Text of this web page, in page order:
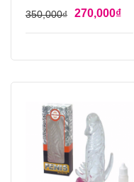
350,000₫ 270,000₫